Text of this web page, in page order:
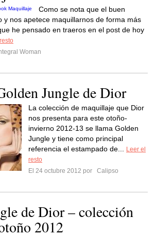
Como se nota que el buen
y nos apetece maquillarnos de forma más
he pensado en traeros en el post de hoy
Woman
Jungle de Dior
La colección de maquillaje que Dior
nos presenta para este otoño-
invierno 2012-13 se llama Golden
Jungle y tiene como principal
referencia el estampado de...
Leer el
resto
El 24 octubre 2012 por
Calipso
de Dior – colección
2012